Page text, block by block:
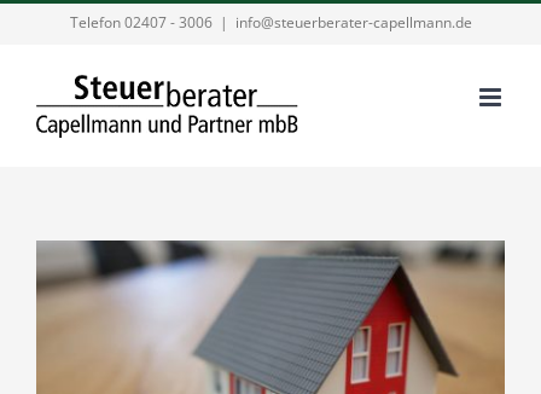
Telefon 02407 - 3006 | info@steuerberater-capellmann.de